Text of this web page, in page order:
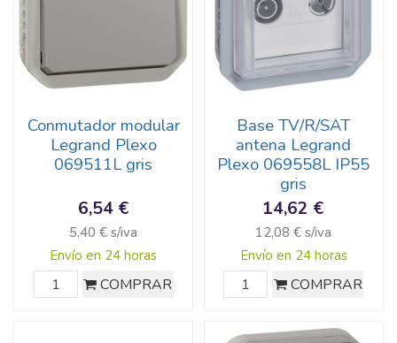
Conmutador modular
Legrand Plexo
069511L gris
6,54 €
5,40 € s/iva
Envío en 24 horas
COMPRAR
Base TV/R/SAT
antena Legrand
Plexo 069558L IP55
gris
14,62 €
12,08 € s/iva
Envío en 24 horas
COMPRAR